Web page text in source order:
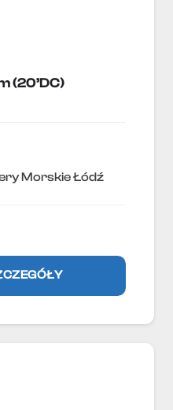
(20’DC)
Morskie Łódź